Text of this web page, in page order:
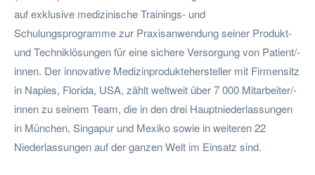
auf exklusive medizinische Trainings- und
Schulungsprogramme zur Praxisanwendung seiner Produkt-
und Techniklösungen für eine sichere Versorgung von Patient/-
innen. Der innovative Medizinproduktehersteller mit Firmensitz
in Naples, Florida, USA, zählt weltweit über 7 000 Mitarbeiter/-
innen zu seinem Team, die in den drei Hauptniederlassungen
in München, Singapur und Mexiko sowie in weiteren 22
Niederlassungen auf der ganzen Welt im Einsatz sind.